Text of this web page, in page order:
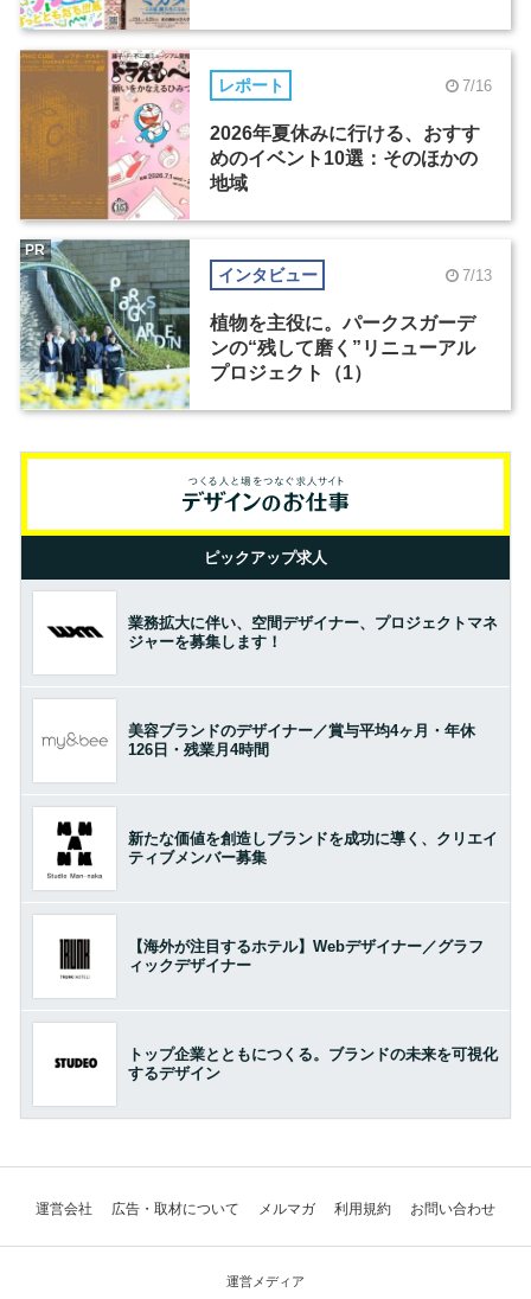
レポート 7/16
2026年夏休みに行ける、おすす
めのイベント10選：そのほかの
地域
インタビュー 7/13
植物を主役に。パークスガーデ
ンの“残して磨く”リニューアル
プロジェクト（1）
PR
ピックアップ求人
業務拡大に伴い、空間デザイナー、プロジェクトマネ
ジャーを募集します！
美容ブランドのデザイナー／賞与平均4ヶ月・年休
126日・残業月4時間
新たな価値を創造しブランドを成功に導く、クリエイ
ティブメンバー募集
【海外が注目するホテル】Webデザイナー／グラフ
ィックデザイナー
トップ企業とともにつくる。ブランドの未来を可視化
するデザイン
運営会社 広告・取材について メルマガ 利用規約 お問い合わせ
運営メディア